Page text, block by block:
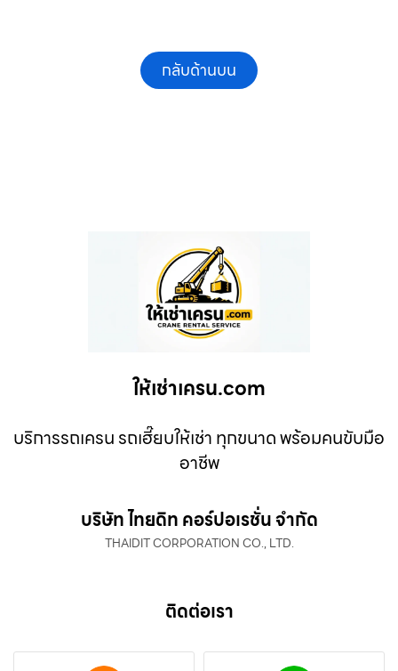
กลับด้านบน
ให้เช่าเครน.com
บริการรถเครน รถเฮี๊ยบให้เช่า ทุกขนาด พร้อมคนขับมือ
อาชีพ
บริษัท ไทยดิท คอร์ปอเรชั่น จำกัด
THAIDIT CORPORATION CO., LTD.
ติดต่อเรา